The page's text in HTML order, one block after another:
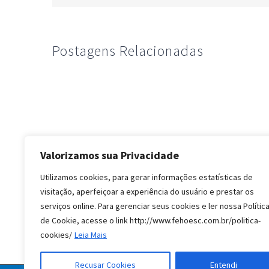
Valorizamos sua Privacidade
Utilizamos cookies, para gerar informações estatísticas de
visitação, aperfeiçoar a experiência do usuário e prestar os
serviços online. Para gerenciar seus cookies e ler nossa Política
de Cookie, acesse o link http://www.fehoesc.com.br/politica-
cookies/ Leia Mais
Recusar Cookies Entendi
Postagens Relacionadas